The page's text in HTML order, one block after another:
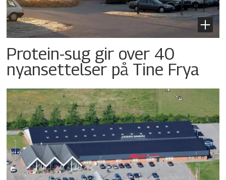
Protein-sug gir over 40
nyansettelser på Tine Frya